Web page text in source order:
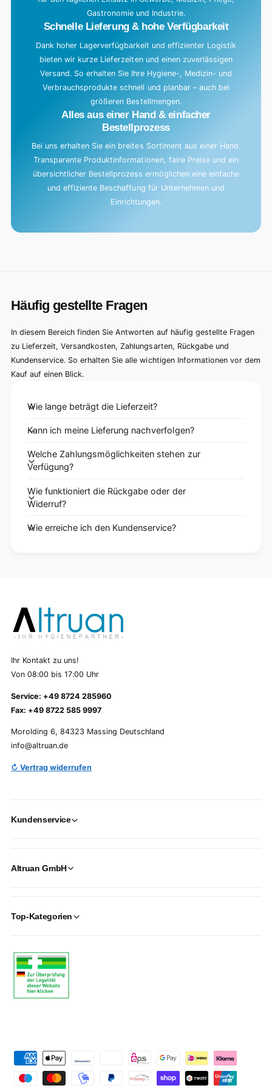
Gastronomie und Industrie.
Schnelle Lieferung & hohe Verfügbarkeit
Dank hoher Lagerverfügbarkeit und effizienter Logistik
bieten wir kurze Lieferzeiten und einen zuverlässigen
Versand. So erhalten Sie Ihre Hygiene-, Medizin- und
Verbrauchsprodukte schnell und planbar – auch bei
größeren Bestellmengen.
Alles aus einer Hand & einfacher
Bestellprozess
Bei uns erhalten Sie ein breites Sortiment aus einer Hand.
Transparente Produktinformationen, faire Preise und ein
übersichtlicher Bestellprozess ermöglichen eine einfache
und effiziente Beschaffung für Unternehmen und
Einrichtungen.
Häufig gestellte Fragen
In diesem Bereich finden Sie Antworten auf häufig gestellte Fragen
zu Lieferzeit, Versandkosten, Zahlungsarten, Rückgabe und
Kundenservice. So erhalten Sie alle wichtigen Informationen vor dem
Kauf auf einen Blick.
Wie lange beträgt die Lieferzeit?
Kann ich meine Lieferung nachverfolgen?
Welche Zahlungsmöglichkeiten stehen zur
Verfügung?
Wie funktioniert die Rückgabe oder der
Widerruf?
Wie erreiche ich den Kundenservice?
Ihr Kontakt zu uns!
Von 08:00 bis 17:00 Uhr
Service: +49 8724 285960
Fax: +49 8722 585 9997
Morolding 6, 84323 Massing Deutschland
info@altruan.de
↻ Vertrag widerrufen
Kundenservice
Altruan GmbH
Top-Kategorien